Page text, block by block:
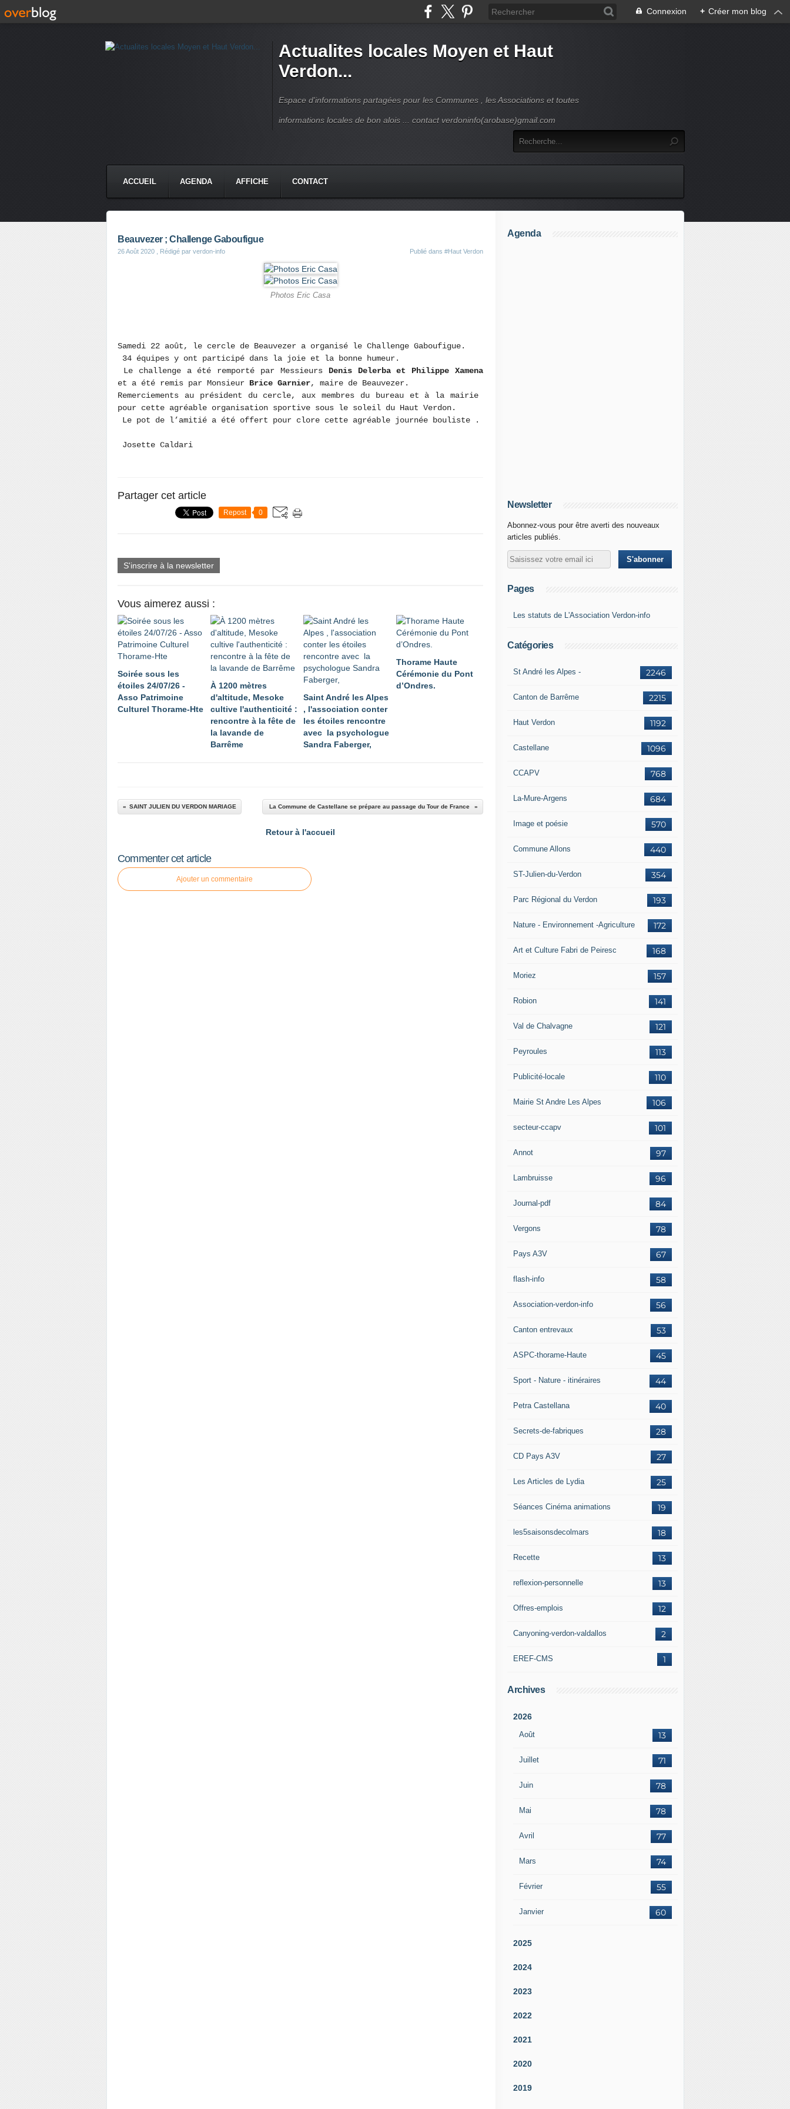
Connexion + Créer mon blog
Actualites locales Moyen et Haut
Verdon...
Espace d'informations partagées pour les Communes , les Associations et toutes
informations locales de bon alois ... contact verdoninfo(arobase)gmail.com
ACCUEIL AGENDA AFFICHE CONTACT
Beauvezer ; Challenge Gaboufigue
26 Août 2020 , Rédigé par verdon-info Publié dans #Haut Verdon
Photos Eric Casa
Samedi 22 août, le cercle de Beauvezer a organisé le Challenge Gaboufigue.
34 équipes y ont participé dans la joie et la bonne humeur.
Le challenge a été remporté par Messieurs Denis Delerba et Philippe Xamena
et a été remis par Monsieur Brice Garnier, maire de Beauvezer.
Remerciements au président du cercle, aux membres du bureau et à la mairie
pour cette agréable organisation sportive sous le soleil du Haut Verdon.
Le pot de l’amitié a été offert pour clore cette agréable journée bouliste .
Josette Caldari
Partager cet article
Repost 0
S'inscrire à la newsletter
Vous aimerez aussi :
Soirée sous les
étoiles 24/07/26 -
Asso Patrimoine
Culturel Thorame-Hte
À 1200 mètres
d'altitude, Mesoke
cultive l'authenticité :
rencontre à la fête de
la lavande de
Barrême
Saint André les Alpes
, l'association conter
les étoiles rencontre
avec la psychologue
Sandra Faberger,
Thorame Haute
Cérémonie du Pont
d’Ondres.
SAINT JULIEN DU VERDON MARIAGE La Commune de Castellane se prépare au passage du Tour de France
Retour à l'accueil
Commenter cet article
Ajouter un commentaire
Agenda
Newsletter
Abonnez-vous pour être averti des nouveaux
articles publiés.
Pages
Les statuts de L'Association Verdon-info
Catégories
2246
St André les Alpes -
2215
Canton de Barrême
1192
Haut Verdon
1096
Castellane
768
CCAPV
684
La-Mure-Argens
570
Image et poésie
440
Commune Allons
354
ST-Julien-du-Verdon
193
Parc Régional du Verdon
172
Nature - Environnement -Agriculture
168
Art et Culture Fabri de Peiresc
157
Moriez
141
Robion
121
Val de Chalvagne
113
Peyroules
110
Publicité-locale
106
Mairie St Andre Les Alpes
101
secteur-ccapv
97
Annot
96
Lambruisse
84
Journal-pdf
78
Vergons
67
Pays A3V
58
flash-info
56
Association-verdon-info
53
Canton entrevaux
45
ASPC-thorame-Haute
44
Sport - Nature - itinéraires
40
Petra Castellana
28
Secrets-de-fabriques
27
CD Pays A3V
25
Les Articles de Lydia
19
Séances Cinéma animations
18
les5saisonsdecolmars
13
Recette
13
reflexion-personnelle
12
Offres-emplois
2
Canyoning-verdon-valdallos
1
EREF-CMS
Archives
2026
Août 13
Juillet 71
Juin 78
Mai 78
Avril 77
Mars 74
Février 55
Janvier 60
2025
2024
2023
2022
2021
2020
2019